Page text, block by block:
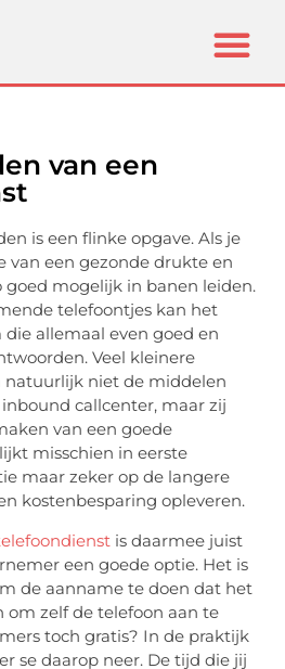
van een
is een flinke opgave. Als je
van een gezonde drukte en
mogelijk in banen leiden.
telefoontjes kan het
allemaal even goed en
Veel kleinere
natuurlijk niet de middelen
callcenter, maar zij
van een goede
misschien in eerste
maar zeker op de langere
kostenbesparing opleveren.
is daarmee juist
een goede optie. Het is
de aanname te doen dat het
om zelf de telefoon aan te
toch gratis? In de praktijk
se daarop neer. De tijd die jij